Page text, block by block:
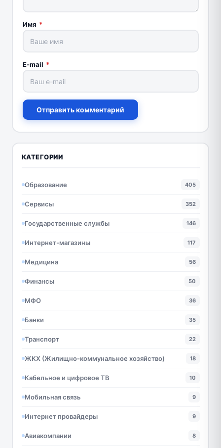
Имя *
E-mail *
Отправить комментарий
КАТЕГОРИИ
Образование 405
Сервисы 352
Государственные службы 146
Интернет-магазины 117
Медицина 56
Финансы 50
МФО 36
Банки 35
Транспорт 22
ЖКХ (Жилищно-коммунальное хозяйство) 18
Кабельное и цифровое ТВ 10
Мобильная связь 9
Интернет провайдеры 9
Авиакомпании 8